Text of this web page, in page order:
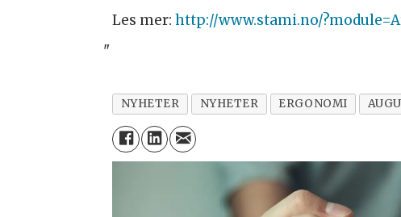
Les mer:http://www.stami.no/
"
NYHETER NYHETER ERGONOMI